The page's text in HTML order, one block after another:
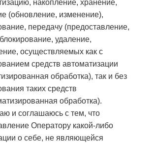
накопление, хранение,
(обновление, изменение),
передачу (предоставление,
удаление,
осуществляемых как с
средств автоматизации
обработка), так и без
таких средств
обработка).
и соглашаюсь с тем, что
Оператору какой-либо
о себе, не являющейся